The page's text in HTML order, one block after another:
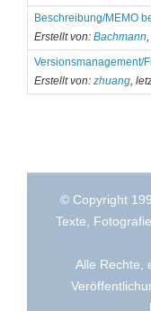
Beschreibung/MEMO
Erstellt von: Bachmann
Versionsmanagement/
Erstellt von: zhuang,
© Copyright
Texte,
Alle Rechte,